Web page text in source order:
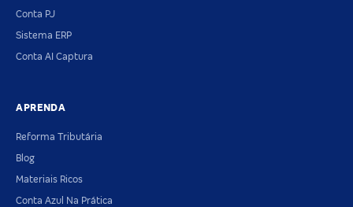
Conta PJ
Sistema ERP
Conta AI Captura
APRENDA
Reforma Tributária
Blog
Materiais Ricos
Conta Azul Na Prática